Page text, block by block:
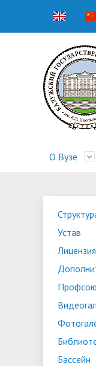
О Вузе
Бассейн
Прием
Особая
Устав
Лицензия
Бассейн